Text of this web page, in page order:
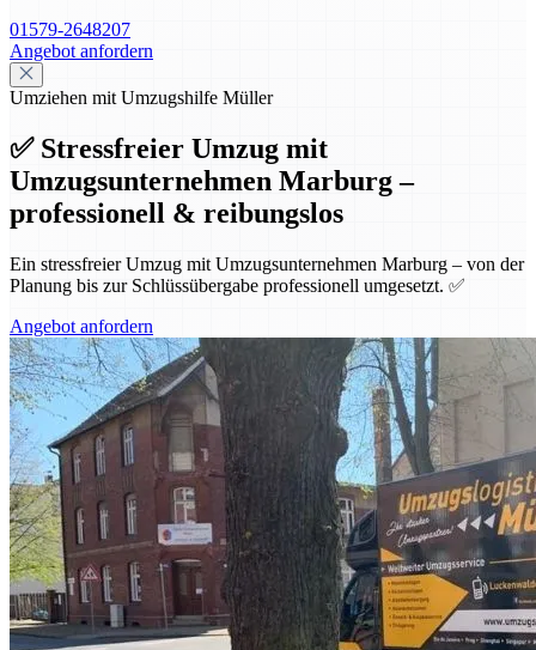
01579-2648207
Angebot anfordern
Umziehen mit Umzugshilfe Müller
✅ Stressfreier Umzug mit
Umzugsunternehmen Marburg –
professionell & reibungslos
Ein stressfreier Umzug mit Umzugsunternehmen Marburg – von der
Planung bis zur Schlüssübergabe professionell umgesetzt. ✅
Angebot anfordern